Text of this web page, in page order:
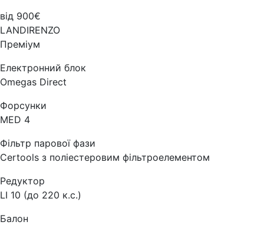
від 900€
LANDIRENZO
Преміум
Електронний блок
Omegas Direct
Форсунки
MED 4
Фільтр парової фази
Certools з поліестеровим фільтроелементом
Редуктор
LI 10 (до 220 к.с.)
Балон